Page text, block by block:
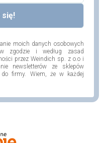
moich danych osobowych
zgodzie i według zasad
przez Weindich sp. z o.o i
newsletterów ze sklepów
do firmy. Wiem, że w każdej